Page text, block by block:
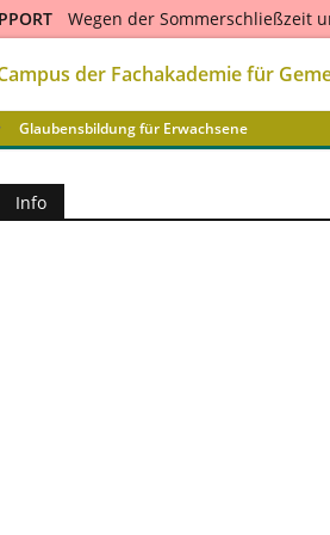
der Fachakademie für
Wegen der Sommerschließzeit
Verzögerung bearbeitet werden. Ab
für Supportanfragen. Wir
Glaubensbildung für Erwachsene
Info